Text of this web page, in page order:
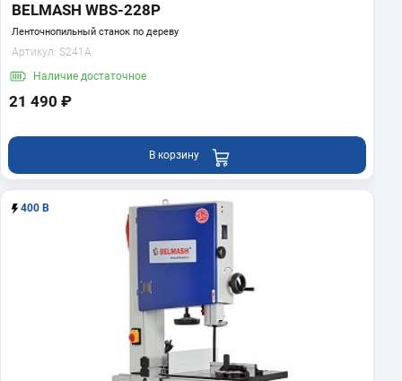
BELMASH WBS-228P
Ленточнопильный станок по дереву
Артикул: S241A
Наличие достаточное
21 490 ₽
В корзину
400 В